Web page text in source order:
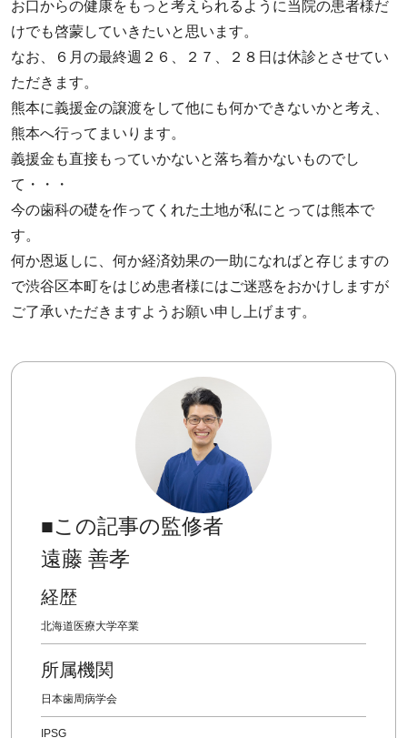
お口からの健康をもっと考えられるように当院の患者様だ
けでも啓蒙していきたいと思います。
なお、６月の最終週２６、２７、２８日は休診とさせてい
ただきます。
熊本に義援金の譲渡をして他にも何かできないかと考え、
熊本へ行ってまいります。
義援金も直接もっていかないと落ち着かないものでし
て・・・
今の歯科の礎を作ってくれた土地が私にとっては熊本で
す。
何か恩返しに、何か経済効果の一助になればと存じますの
で渋谷区本町をはじめ患者様にはご迷惑をおかけしますが
ご了承いただきますようお願い申し上げます。
■この記事の監修者
遠藤 善孝
経歴
北海道医療大学卒業
所属機関
日本歯周病学会
IPSG